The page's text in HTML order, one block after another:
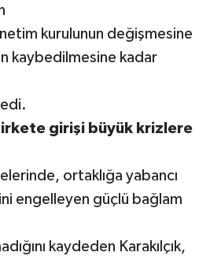
kurulunun değişmesine
kaybedilmesine kadar
girişi büyük krizlere
ortaklığa yabancı
engelleyen güçlü bağlam
kaydeden Karakılçık,